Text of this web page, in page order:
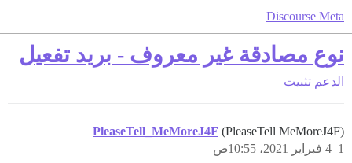
Discourse Meta
نوع مصادقة غير معروف - بريد تفعيل
الدعم تثبيت
PleaseTell_MeMoreJ4F (PleaseTell MeMoreJ4F)
4 فبراير 2021، 10:55ص 1